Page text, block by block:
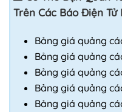
Trên Các Báo Điện Tử
Bảng giá quảng
Bảng giá quảng
Bảng giá quảng
Bảng giá quảng
Bảng giá quảng